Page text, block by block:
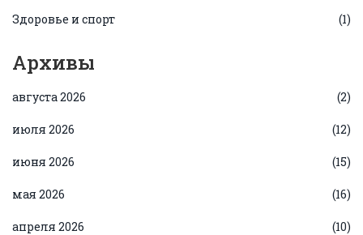
Здоровье и спорт (1)
Архивы
августа 2026 (2)
июля 2026 (12)
июня 2026 (15)
мая 2026 (16)
апреля 2026 (10)